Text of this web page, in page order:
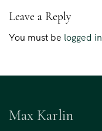
Leave a Reply
You must be logged in
Max Karlin